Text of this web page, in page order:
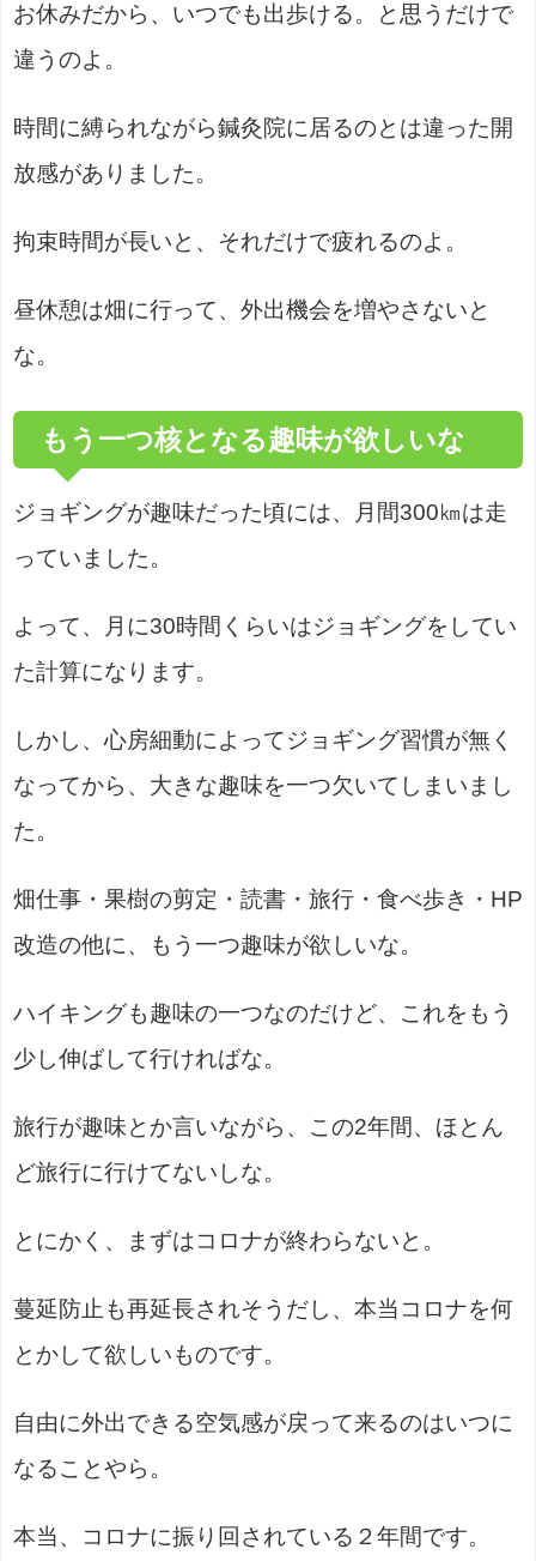
お休みだから、いつでも出歩ける。と思うだけで
違うのよ。
時間に縛られながら鍼灸院に居るのとは違った開
放感がありました。
拘束時間が長いと、それだけで疲れるのよ。
昼休憩は畑に行って、外出機会を増やさないと
な。
もう一つ核となる趣味が欲しいな
ジョギングが趣味だった頃には、月間300㎞は走
っていました。
よって、月に30時間くらいはジョギングをしてい
た計算になります。
しかし、心房細動によってジョギング習慣が無く
なってから、大きな趣味を一つ欠いてしまいまし
た。
畑仕事・果樹の剪定・読書・旅行・食べ歩き・HP
改造の他に、もう一つ趣味が欲しいな。
ハイキングも趣味の一つなのだけど、これをもう
少し伸ばして行ければな。
旅行が趣味とか言いながら、この2年間、ほとん
ど旅行に行けてないしな。
とにかく、まずはコロナが終わらないと。
蔓延防止も再延長されそうだし、本当コロナを何
とかして欲しいものです。
自由に外出できる空気感が戻って来るのはいつに
なることやら。
本当、コロナに振り回されている２年間です。